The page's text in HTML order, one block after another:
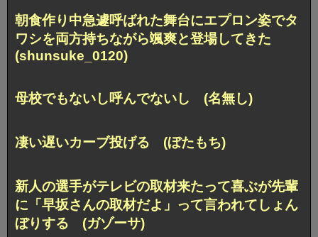
朝食作り中急遽呼ばれた舞台にエプロン姿でタ
ワシを両方持ちながら颯爽と登場してきた
(shunsuke_0120)
母校でもないし呼んでないし (名無し)
凄い遅いカーブ投げる (ぼたもち)
新人の選手がテレビの取材来たって喜ぶが先輩
に「早坂さんの取材だよ」って言われてしょん
ぼりする (ガゾーサ)